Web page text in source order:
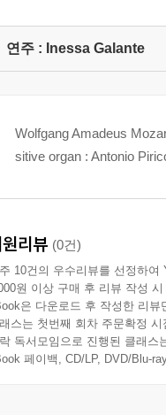
연주 : Inessa Galante
Wolfgang Amadeus
sitive organ : Antonio
리뷰 (0건)
10건의 우수리뷰를 선정하
원 이상 구매 후 리뷰 작성 시
은 다운로드 후 작성한 리
스는 첫번째 회차 주문확정
독서모임으로 진행된 클래스
페이백, CD/LP, DVD/Blu-